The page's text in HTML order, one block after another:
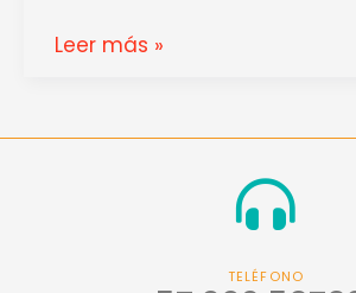
Leer más »
TELÉFONO